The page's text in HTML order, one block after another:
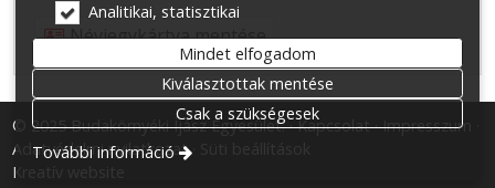
Névjegykártya mentése
© 2025 Budakörnyéki Íjász Egyesület. Kapcsolat Impresszum
Adatvédelmi nyilatkozat
Kreatív website
Analitikai, statisztikai
Mindet elfogadom
Kiválasztottak mentése
Csak a szükségesek
További információ